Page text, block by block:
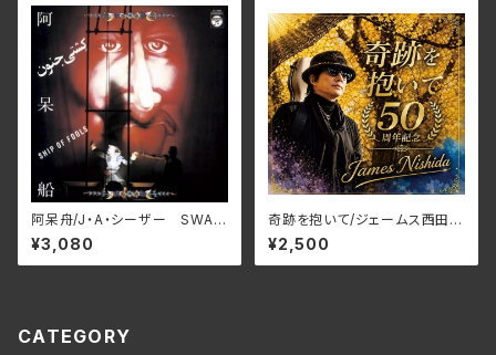
阿呆舟/J・A・シーザー SWAX
-89D(仕様:CD)
¥3,080
奇跡を抱いて/ジェームス西田
JMG-37(仕様:CD)
¥2,500
CATEGORY